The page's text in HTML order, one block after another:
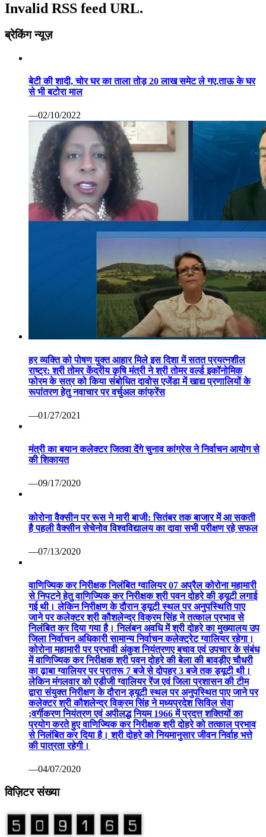
Invalid RSS feed URL.
ब्रेकिंग न्यूज़
बेटी की शादी, चोर घर का ताला तोड़ 20 लाख समेट ले गए.ताऊ के घर
से भी बटोरा माल
—02/10/2022
हर व्यक्ति को पोषण युक्त आहार मिले इस दिशा में सतत प्रयत्नशील
राष्ट्र: श्री तोमर केंद्रीय कृषि मंत्री ने श्री तोमर वर्ल्ड इकॉनोमिक
फोरम के सत्र को किया संबोधित दावोस एजेंडा में खाद्य प्रणालियों के
रूपांतरण हेतु नवाचार पर वर्चुअल कांफ्रेंस
—01/27/2021
मंत्री का बयान कलेक्टर जितवा देंगे चुनाव कांग्रेस ने निर्वाचन आयोग से
की शिकायत
—09/17/2020
कोरोना वैक्सीन पर रूस ने मारी बाजी: सितंबर तक बाजार में आ सकती
है पहली वैक्सीन सेचेनोव विश्वविद्यालय का दावा सभी परीक्षण रहे सफल
—07/13/2020
वाणिज्यिक कर निरीक्षक निलंबित ग्वालियर 07 अप्रैल कोरोना महामारी
से निपटने हेतु वाणिज्यिक कर निरीक्षक श्री पवन दोहरे की ड्यूटी लगाई
गई थी। लेकिन निरीक्षण के दौरान ड्यूटी स्थल पर अनुपस्थिति पाए
जाने पर कलेक्टर श्री कौशलेन्द्र विक्रम सिंह ने तत्काल प्रभाव से
निलंबित कर दिया गया है। निलंबन अवधि में श्री दोहरे का मुख्यालय उप
जिला निर्वाचन अधिकारी सामान्य निर्वाचन कलेक्ट्रेट ग्वालियर रहेगा।
कोरोना महामारी पर प्रभावी अंकुश नियंत्रणए बचाव एवं उपचार के संबंध
में वाणिज्यिक कर निरीक्षक श्री पवन दोहरे की बेला की बावड़ीए चौधरी
का ढ़ाबा ग्वालियर पर प्रातरू 7 बजे से दोपहर 3 बजे तक ड्यूटी थी।
लेकिन मंगलवार को एडीजी ग्वालियर रेंज एवं जिला प्रशासन की टीम
द्वारा संयुक्त निरीक्षण के दौरान ड्यूटी स्थल पर अनुपस्थित पाए जाने पर
कलेक्टर श्री कौशलेन्द्र विक्रम सिंह ने मध्यप्रदेश सिविल सेवा
;वर्गीकरण नियंत्रण एवं अपीलद्ध नियम 1966 में प्रदत्त शक्तियों का
प्रयोग करते हुए वाणिज्यिक कर निरीक्षक श्री दोहरे को तत्काल प्रभाव
से निलंबित कर दिया है। श्री दोहरे को नियमानुसार जीवन निर्वाह भत्ते
की पात्रता रहेगी।
—04/07/2020
विज़िटर संख्या